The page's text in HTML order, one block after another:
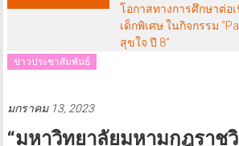
โอกาสทางการศึกษาต่อ
เด็กพิเศษ ในกิจกรรม
สุขใจ ปี 8”
ข่าวประชาสัมพันธ์
มกราคม 13, 2023
“มหาวิทยาลัยมหามกุฎราช